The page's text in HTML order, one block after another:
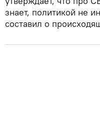
знает, политикой не
составил о